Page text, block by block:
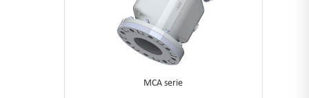
MCA serie